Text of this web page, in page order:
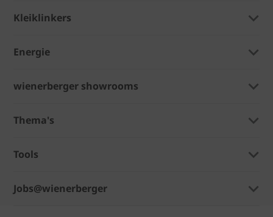
Kleiklinkers
Energie
wienerberger showrooms
Thema's
Tools
Jobs@wienerberger